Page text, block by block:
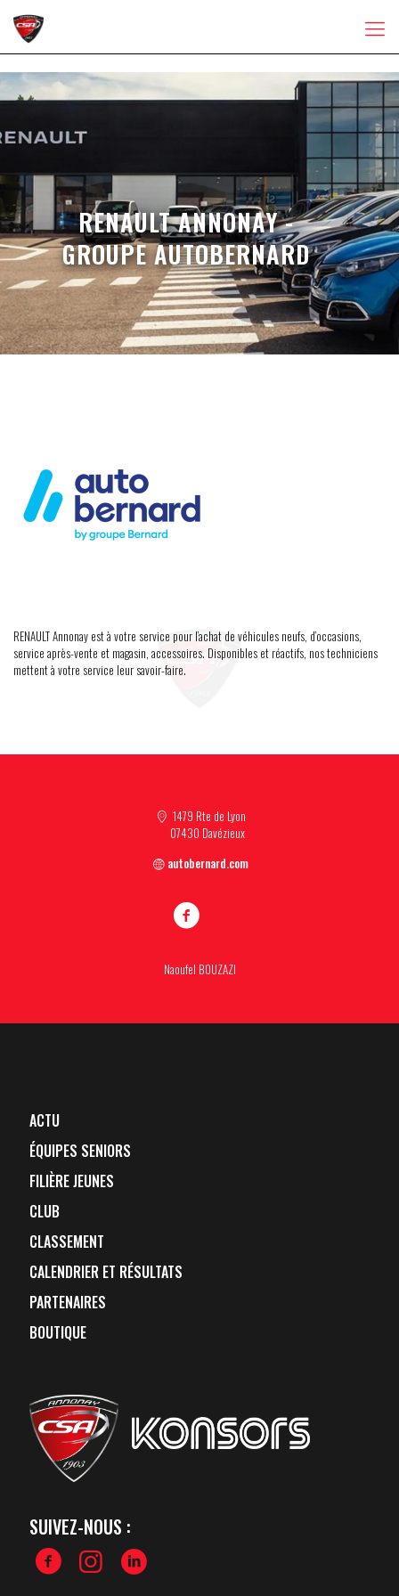
RENAULT ANNONAY -
GROUPE AUTOBERNARD
RENAULT Annonay est à votre service pour l’achat de véhicules neufs, d’occasions,
service après-vente et magasin, accessoires. Disponibles et réactifs, nos techniciens
mettent à votre service leur savoir-faire.
1479 Rte de Lyon
07430 Davézieux
autobernard.com
Naoufel BOUZAZI
ACTU
ÉQUIPES SENIORS
FILIÈRE JEUNES
CLUB
CLASSEMENT
CALENDRIER ET RÉSULTATS
PARTENAIRES
BOUTIQUE
SUIVEZ-NOUS :